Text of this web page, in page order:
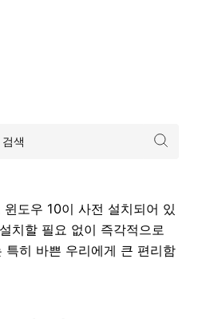
도우 10이 사전 설치되어 있
치할 필요 없이 즉각적으로
특히 바쁜 우리에게 큰 편리함